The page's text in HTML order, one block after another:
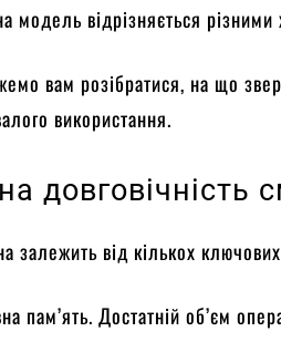
модель відрізняється різними
вам розібратися, на що
використання.
довговічність
залежить від кількох
пам’ять. Достатній об’єм